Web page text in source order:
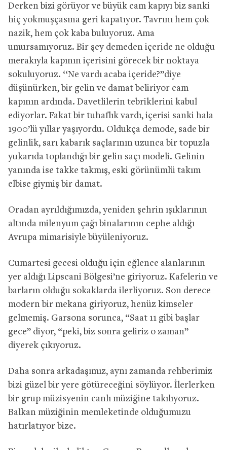
Derken bizi görüyor ve büyük cam kapıyı biz sanki
hiç yokmuşçasına geri kapatıyor. Tavrını hem çok
nazik, hem çok kaba buluyoruz. Ama
umursamıyoruz. Bir şey demeden içeride ne olduğu
merakıyla kapının içerisini görecek bir noktaya
sokuluyoruz. ‘‘Ne vardı acaba içeride?’’diye
düşünürken, bir gelin ve damat beliriyor cam
kapının ardında. Davetlilerin tebriklerini kabul
ediyorlar. Fakat bir tuhaflık vardı, içerisi sanki hala
1900’lü yıllar yaşıyordu. Oldukça demode, sade bir
gelinlik, sarı kabarık saçlarının uzunca bir topuzla
yukarıda toplandığı bir gelin saçı modeli. Gelinin
yanında ise takke takmış, eski görünümlü takım
elbise giymiş bir damat.
Oradan ayrıldığımızda, yeniden şehrin ışıklarının
altında milenyum çağı binalarının cephe aldığı
Avrupa mimarisiyle büyüleniyoruz.
Cumartesi gecesi olduğu için eğlence alanlarının
yer aldığı Lipscani Bölgesi’ne giriyoruz. Kafelerin ve
barların olduğu sokaklarda ilerliyoruz. Son derece
modern bir mekana giriyoruz, henüz kimseler
gelmemiş. Garsona sorunca, “Saat 11 gibi başlar
gece” diyor, “peki, biz sonra geliriz o zaman”
diyerek çıkıyoruz.
Daha sonra arkadaşımız, aynı zamanda rehberimiz
bizi güzel bir yere götüreceğini söylüyor. İlerlerken
bir grup müzisyenin canlı müziğine takılıyoruz.
Balkan müziğinin memleketinde olduğumuzu
hatırlatıyor bize.